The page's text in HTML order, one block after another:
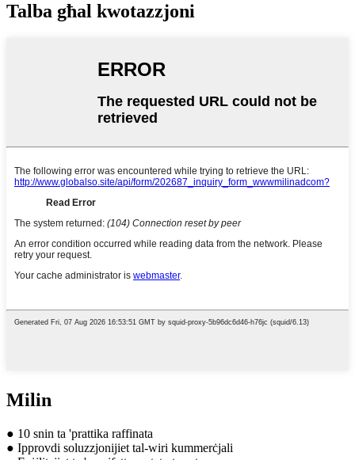
Talba għal kwotazzjoni
Milin
● 10 snin ta 'prattika raffinata
● Ipprovdi soluzzjonijiet tal-wiri kummerċjali